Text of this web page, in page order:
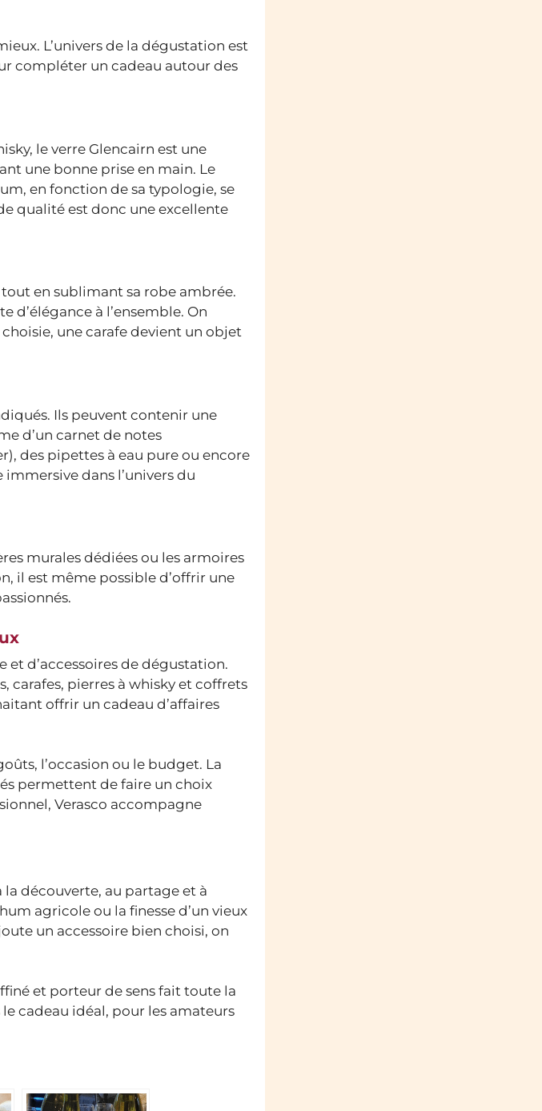
L’univers de la dégustation est
compléter un cadeau autour des
le verre Glencairn est une
une bonne prise en main. Le
en fonction de sa typologie, se
qualité est donc une excellente
en sublimant sa robe ambrée.
d’élégance à l’ensemble. On
une carafe devient un objet
Ils peuvent contenir une
d’un carnet de notes
des pipettes à eau pure ou encore
dans l’univers du
murales dédiées ou les armoires
il est même possible d’offrir une
d’accessoires de dégustation.
carafes, pierres à whisky et coffrets
offrir un cadeau d’affaires
l’occasion ou le budget. La
permettent de faire un choix
Verasco accompagne
la découverte, au partage et à
agricole ou la finesse d’un vieux
un accessoire bien choisi, on
et porteur de sens fait toute la
cadeau idéal, pour les amateurs